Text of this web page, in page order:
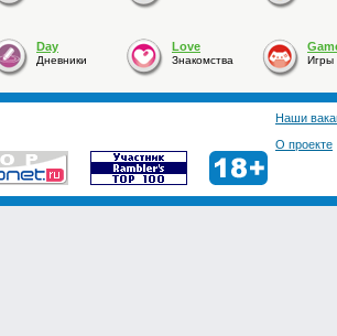
Day
Дневники
Love
Знакомства Игры
Наши
О проекте